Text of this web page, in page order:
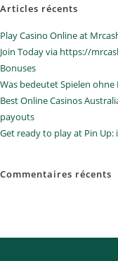
Articles récents
Play Casino Online at
Join Today via https://
Bonuses
Was bedeutet Spielen ohne
Best Online Casinos
payouts
Get ready to play at Pin
Commentaires récents